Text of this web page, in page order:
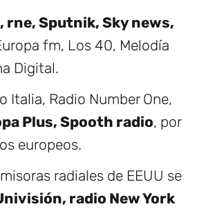
rne, Sputnik, Sky news,
fm, Los 40, Melodía
Digital.
Italia, Radio Number One,
Plus, Spooth radio, por
europeos.
radiales de EEUU se
radio New York